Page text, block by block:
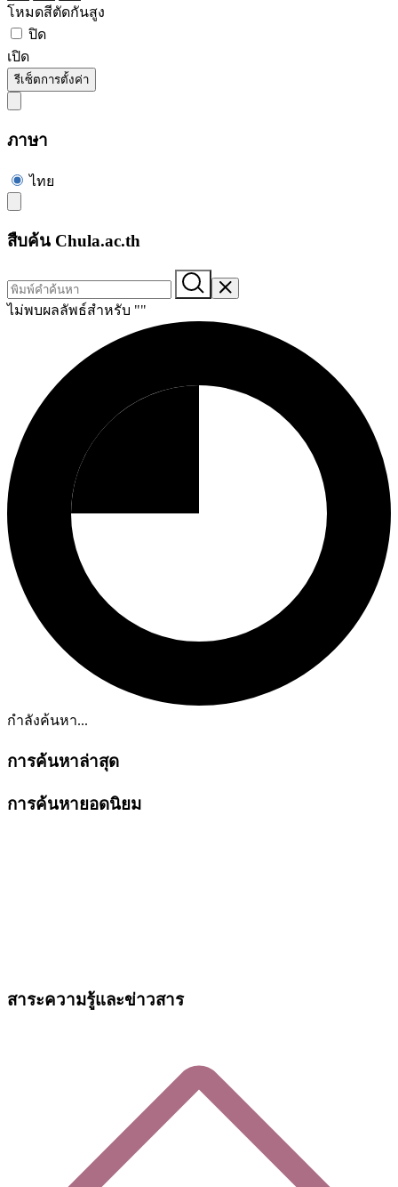
โหมดสีตัดกันสูง
ปิด
เปิด
รีเซ็ตการตั้งค่า
ภาษา
ไทย
สืบค้น Chula.ac.th
ไม่พบผลลัพธ์สำหรับ ""
กำลังค้นหา...
การค้นหาล่าสุด
การค้นหายอดนิยม
สาระความรู้และข่าวสาร